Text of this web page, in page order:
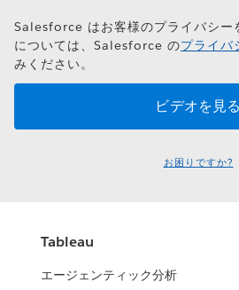
Salesforce はお客様のプライバシー
については、Salesforce のプライバ
みください。
お困りですか?
Tableau
エージェンティック分析